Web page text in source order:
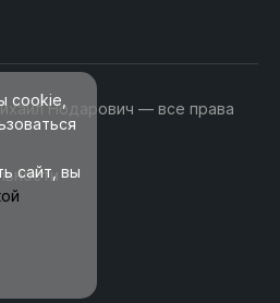
Нодарович — все права
cookie,
сайт, вы